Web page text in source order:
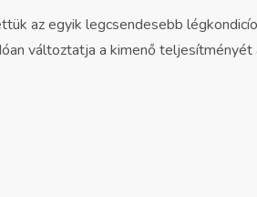
az egyik legcsendesebb
változtatja a kimenő